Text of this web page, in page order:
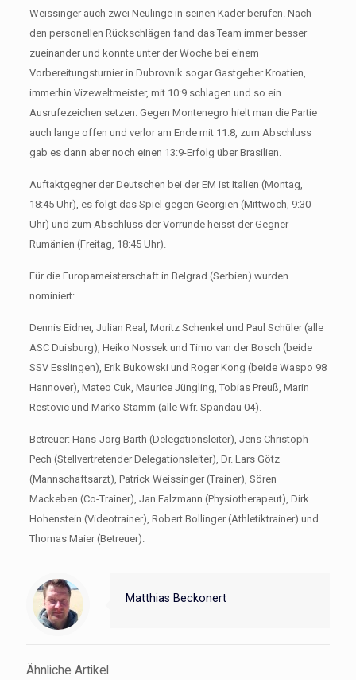
Weissinger auch zwei Neulinge in seinen Kader berufen. Nach
den personellen Rückschlägen fand das Team immer besser
zueinander und konnte unter der Woche bei einem
Vorbereitungsturnier in Dubrovnik sogar Gastgeber Kroatien,
immerhin Vizeweltmeister, mit 10:9 schlagen und so ein
Ausrufezeichen setzen. Gegen Montenegro hielt man die Partie
auch lange offen und verlor am Ende mit 11:8, zum Abschluss
gab es dann aber noch einen 13:9-Erfolg über Brasilien.
Auftaktgegner der Deutschen bei der EM ist Italien (Montag,
18:45 Uhr), es folgt das Spiel gegen Georgien (Mittwoch, 9:30
Uhr) und zum Abschluss der Vorrunde heisst der Gegner
Rumänien (Freitag, 18:45 Uhr).
Für die Europameisterschaft in Belgrad (Serbien) wurden
nominiert:
Dennis Eidner, Julian Real, Moritz Schenkel und Paul Schüler (alle
ASC Duisburg), Heiko Nossek und Timo van der Bosch (beide
SSV Esslingen), Erik Bukowski und Roger Kong (beide Waspo 98
Hannover), Mateo Cuk, Maurice Jüngling, Tobias Preuß, Marin
Restovic und Marko Stamm (alle Wfr. Spandau 04).
Betreuer: Hans-Jörg Barth (Delegationsleiter), Jens Christoph
Pech (Stellvertretender Delegationsleiter), Dr. Lars Götz
(Mannschaftsarzt), Patrick Weissinger (Trainer), Sören
Mackeben (Co-Trainer), Jan Falzmann (Physiotherapeut), Dirk
Hohenstein (Videotrainer), Robert Bollinger (Athletiktrainer) und
Thomas Maier (Betreuer).
Matthias Beckonert
Ähnliche Artikel